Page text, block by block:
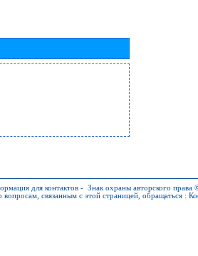
для контактов - Знак охраны авторского
вопросам, связанным с этой страницей, обращаться :